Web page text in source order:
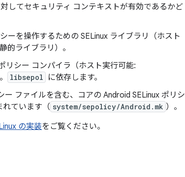
してセキュリティ コンテキストが有効であるかど
ーを操作するための SELinux ライブラリ（ホスト
的ライブラリ）。
リシー コンパイラ（ホスト実行可能:
libsepol に依存します。
ファイルを含む、コアの Android SELinux ポリシ
ています（ system/sepolicy/Android.mk ）。
の実装をご覧ください。